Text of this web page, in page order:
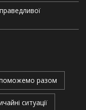
разом
ситуації